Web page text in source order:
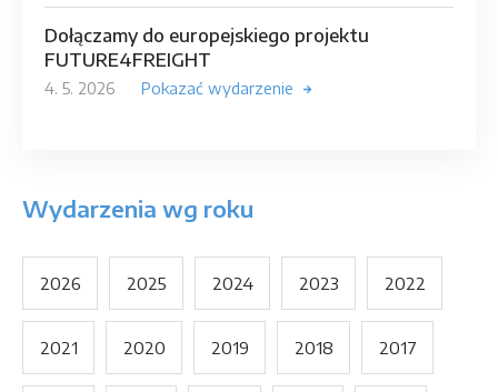
Dołączamy do europejskiego projektu
FUTURE4FREIGHT
4. 5. 2026 Pokazać wydarzenie
Wydarzenia wg roku
2026 2025 2024 2023 2022
2021 2020 2019 2018 2017